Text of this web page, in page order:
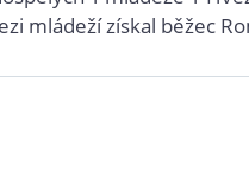
mládeží získal běžec